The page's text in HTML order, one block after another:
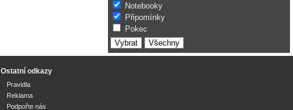
Notebooky
Připomínky
Pokec
Ostatní odkazy
Pravidla
Reklama
Podpořte nás